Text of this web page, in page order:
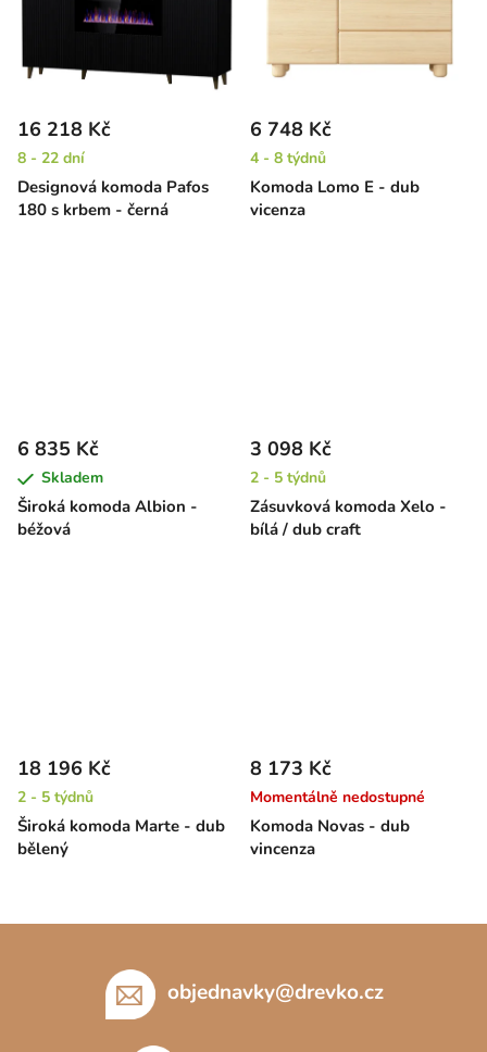
Designová komoda Pafos
180 s krbem - černá
16 218 Kč
8 - 22 dní
Komoda Lomo E - dub
vicenza
6 748 Kč
4 - 8 týdnů
Široká komoda Albion -
béžová
6 835 Kč
Skladem
Zásuvková komoda Xelo -
bílá / dub craft
3 098 Kč
2 - 5 týdnů
Široká komoda Marte - dub
bělený
18 196 Kč
2 - 5 týdnů
Komoda Novas - dub
vincenza
8 173 Kč
Momentálně nedostupné
objednavky@drevko.cz